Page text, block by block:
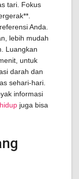
tari. Fokus
Anda.
lebih mudah
Luangkan
untuk
darah dan
sehari-hari.
informasi
juga bisa